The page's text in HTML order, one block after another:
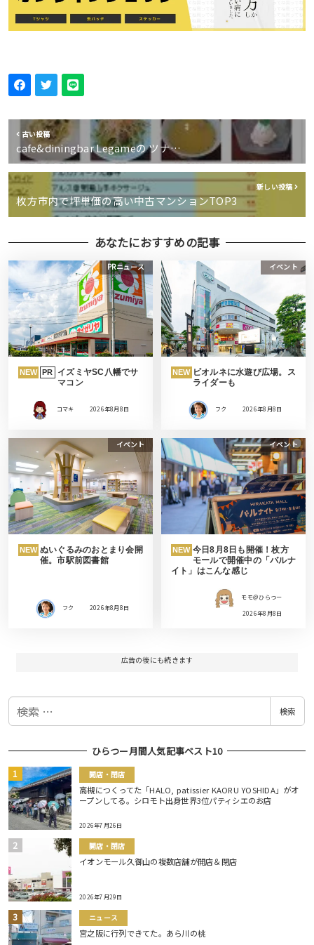
古い投稿
cafe&diningbar Legameの ツナ…
新しい投稿
枚方市内で坪単価の高い中古マンションTOP3
あなたにおすすめの記事
PRニュース
NEW PR
イズミヤSC八幡でサ
マコン
コマキ 2026年8月8日
イベント
NEW ビオルネに水遊び広場。ス
ライダーも
フク 2026年8月8日
イベント
NEW ぬいぐるみのおとまり会開
催。市駅前図書館
フク 2026年8月8日
イベント
NEW 今日8月8日も開催！枚方
モールで開催中の「バルナ
イト」はこんな感じ
モモ＠ひらつー
2026年8月8日
広告の後にも続きます
検
検索
ひらつー月間人気記事ベスト10
開店・閉店
高槻につくってた「HALO, patissier KAORU YOSHIDA」がオ
ープンしてる。シロモト出身世界3位パティシエのお店
2026年7月26日
開店・閉店
イオンモール久御山の複数店舗が開店＆閉店
2026年7月29日
ニュース
宮之阪に行列できてた。あら川の桃